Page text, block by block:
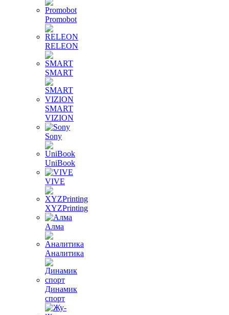
Promobot
RELEON
SMART
SMART
VIZION
Sony
UniBook
VIVE
XYZPrinting
Алма
Аналитика
Динамик
спорт